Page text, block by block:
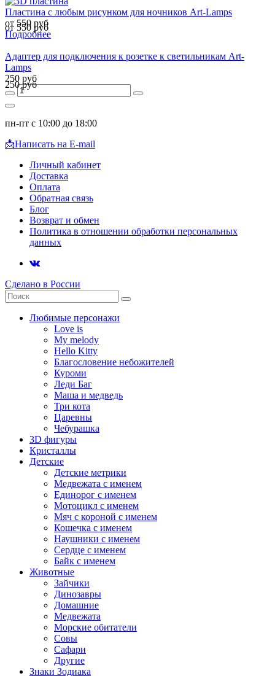
Пластина с любым рисунком для ночников Art-Lamps
от 550 руб
от 550 руб
Подробнее
Адаптер для подключения к розетке к светильникам Art-
Lamps
250 руб
250 руб
пн-пт с 10:00 до 18:00
📩Написать на E-mail
Личный кабинет
Доставка
Оплата
Обратная связь
Блог
Возврат и обмен
Политика в отношении обработки персональных
данных
Сделано в России
Любимые персонажи
Love is
My melody
Hello Kitty
Благословение небожителей
Куроми
Леди Баг
Маша и медведь
Три кота
Царевны
Чебурашка
3D фигуры
Кристаллы
Детские
Детские метрики
Медвежата с именем
Единорог с именем
Мотоцикл с именем
Мяч с короной с именем
Кошечка с именем
Наушники с именем
Сердце с именем
Байк с именем
Животные
Зайчики
Динозавры
Домашние
Медвежата
Морские обитатели
Совы
Сафари
Другие
Знаки Зодиака